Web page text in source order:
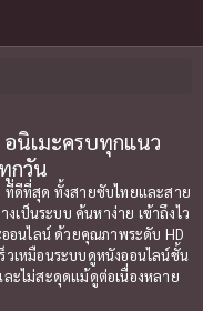
อนิเมะครบทุกแนว
กวัน
ที่ดีที่สุด ทั้งสายซับไทยและสาย
เป็นระบบ ค้นหาง่าย เข้าถึงไว
อนไลน์ ด้วยคุณภาพระดับ HD
วเหมือนระบบดูหนังออนไลน์ชั้น
ะไม่สะดุดแม้ดูต่อเนื่องหลาย